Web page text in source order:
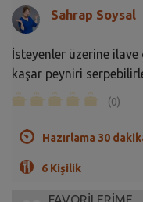
Sahrap Soysal
İsteyenler üzerine
kaşar peyniri
(0)
Hazırlama 30
6 Kişilik